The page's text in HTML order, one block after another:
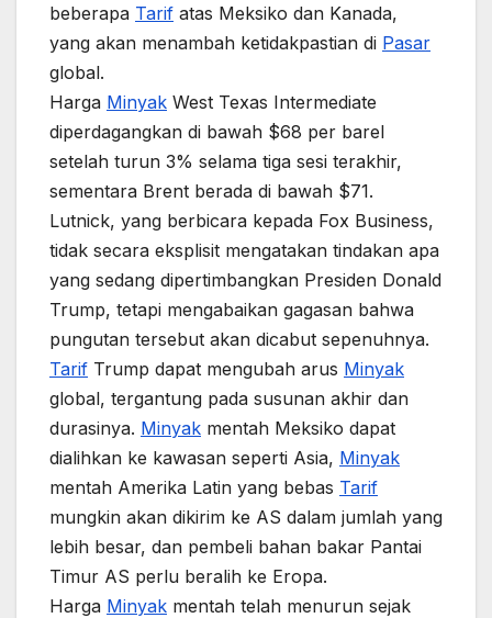
beberapa Tarif atas Meksiko dan Kanada,
yang akan menambah ketidakpastian di Pasar
global.
Harga Minyak West Texas Intermediate
diperdagangkan di bawah $68 per barel
setelah turun 3% selama tiga sesi terakhir,
sementara Brent berada di bawah $71.
Lutnick, yang berbicara kepada Fox Business,
tidak secara eksplisit mengatakan tindakan apa
yang sedang dipertimbangkan Presiden Donald
Trump, tetapi mengabaikan gagasan bahwa
pungutan tersebut akan dicabut sepenuhnya.
Tarif Trump dapat mengubah arus Minyak
global, tergantung pada susunan akhir dan
durasinya. Minyak mentah Meksiko dapat
dialihkan ke kawasan seperti Asia, Minyak
mentah Amerika Latin yang bebas Tarif
mungkin akan dikirim ke AS dalam jumlah yang
lebih besar, dan pembeli bahan bakar Pantai
Timur AS perlu beralih ke Eropa.
Harga Minyak mentah telah menurun sejak